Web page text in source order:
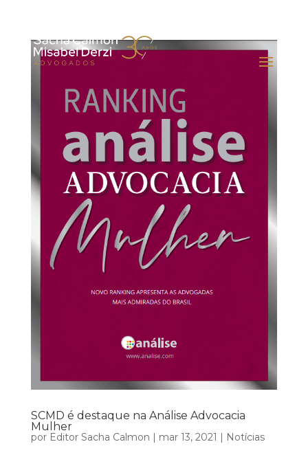
SCMD é destaque na Análise Advocacia
Mulher
por Editor Sacha Calmon | mar 13, 2021 | Notícias